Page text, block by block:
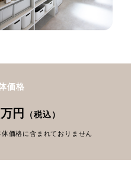
価格
万円 （税込）
価格に含まれておりません